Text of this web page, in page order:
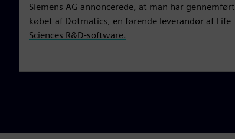
Siemens AG annoncerede, at man har gennemført
købet af Dotmatics, en førende leverandør af Life
Sciences R&D-software.